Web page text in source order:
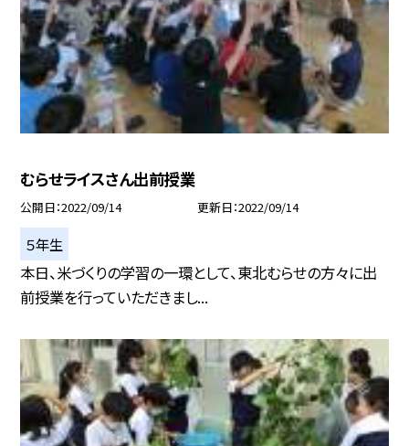
むらせライスさん出前授業
公開日 2022/09/14 更新日 2022/09/14
５年生
本日、米づくりの学習の一環として、東北むらせの方々に出
前授業を行っていただきまし...